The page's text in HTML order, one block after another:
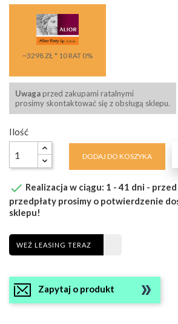
~3298 ZŁ * 10 RAT 0%
Uwaga przed zakupami ratalnymi
prosimy skontaktować się z obsługą sklepu.
Ilość
DODAJ DO KOSZYKA
 Realizacja w ciągu: 1 - 41 dni -
przedpłaty prosimy o potwierdzenie
sklepu!
WEŹ LEASING TERAZ
Zapytaj o produkt